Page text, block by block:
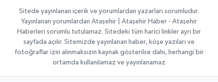
Sitede yayınlanan içerik ve yorumlardan yazarları sorumludur.
Yayınlanan yorumlardan Ataşehir | Ataşehir Haber - Ataşehir
Haberleri sorumlu tutulamaz. Sitedeki tüm harici linkler ayrı bir
sayfada açılır. Sitemizde yayınlanan haber, köşe yazıları ve
fotoğraflar izin alınmaksızın kaynak gösterilse dahi, herhangi bir
ortamda kullanılamaz ve yayınlanamaz